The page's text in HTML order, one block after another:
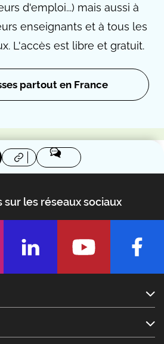
d'emploi...) mais aussi à
enseignants et à tous les
L'accès est libre et gratuit.
partout en France
sur les réseaux sociaux